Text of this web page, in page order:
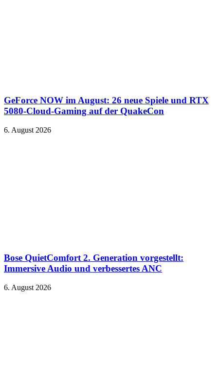
GeForce NOW im August: 26 neue Spiele und RTX
5080-Cloud-Gaming auf der QuakeCon
6. August 2026
Bose QuietComfort 2. Generation vorgestellt:
Immersive Audio und verbessertes ANC
6. August 2026